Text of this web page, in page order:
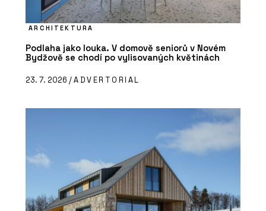
ARCHITEKTURA
Podlaha jako louka. V domově seniorů v Novém
Bydžově se chodí po vylisovaných květinách
23. 7. 2026 /ADVERTORIAL